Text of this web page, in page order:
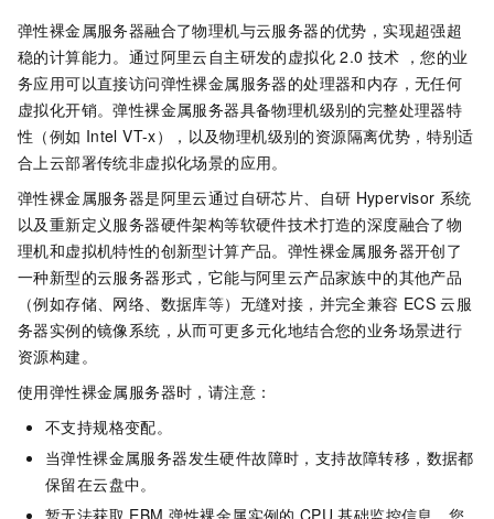
弹性裸金属服务器融合了物理机与云服务器的优势，实现超强超
稳的计算能力。通过阿里云自主研发的虚拟化 2.0 技术 ，您的业
务应用可以直接访问弹性裸金属服务器的处理器和内存，无任何
虚拟化开销。弹性裸金属服务器具备物理机级别的完整处理器特
性（例如 Intel VT-x），以及物理机级别的资源隔离优势，特别适
合上云部署传统非虚拟化场景的应用。
弹性裸金属服务器是阿里云通过自研芯片、自研 Hypervisor 系统
以及重新定义服务器硬件架构等软硬件技术打造的深度融合了物
理机和虚拟机特性的创新型计算产品。弹性裸金属服务器开创了
一种新型的云服务器形式，它能与阿里云产品家族中的其他产品
（例如存储、网络、数据库等）无缝对接，并完全兼容 ECS 云服
务器实例的镜像系统，从而可更多元化地结合您的业务场景进行
资源构建。
使用弹性裸金属服务器时，请注意：
不支持规格变配。
当弹性裸金属服务器发生硬件故障时，支持故障转移，数据都
保留在云盘中。